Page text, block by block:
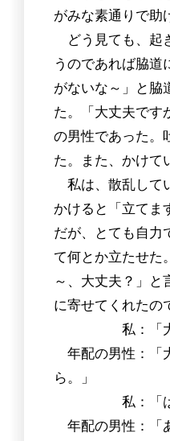
がみな素通りで助
どう見ても、起
うのであれば脇道
がないな～」と脇
た。「大丈夫です
の男性であった。
た。また、かけて
私は、散乱して
かけると「立てま
だが、とても自力
て何とか立たせた
～、大丈夫？」と
に寄せてくれたの
私：「大丈
年配の男性：「
ら。」
私：「はい、
年配の男性：「